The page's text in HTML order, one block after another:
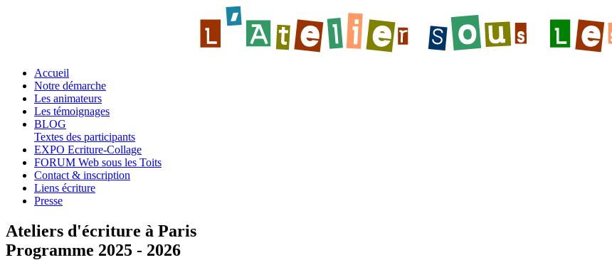
Accueil
Notre démarche
Les animateurs
Les témoignages
BLOG
Textes des participants
EXPO Ecriture-Collage
FORUM Web sous les Toits
Contact & inscription
Liens écriture
Presse
Ateliers d'écriture à Paris
Programme 2025 - 2026